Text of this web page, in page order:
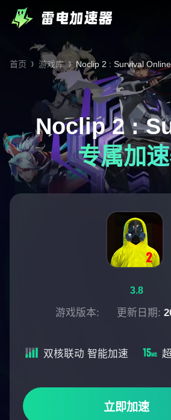
首页 游戏库 Noclip 2 : Survival Online
Noclip 2 :
Online
专属加
3.8
游戏版本: 更新日期:
立即加速
双核联动 智能加速